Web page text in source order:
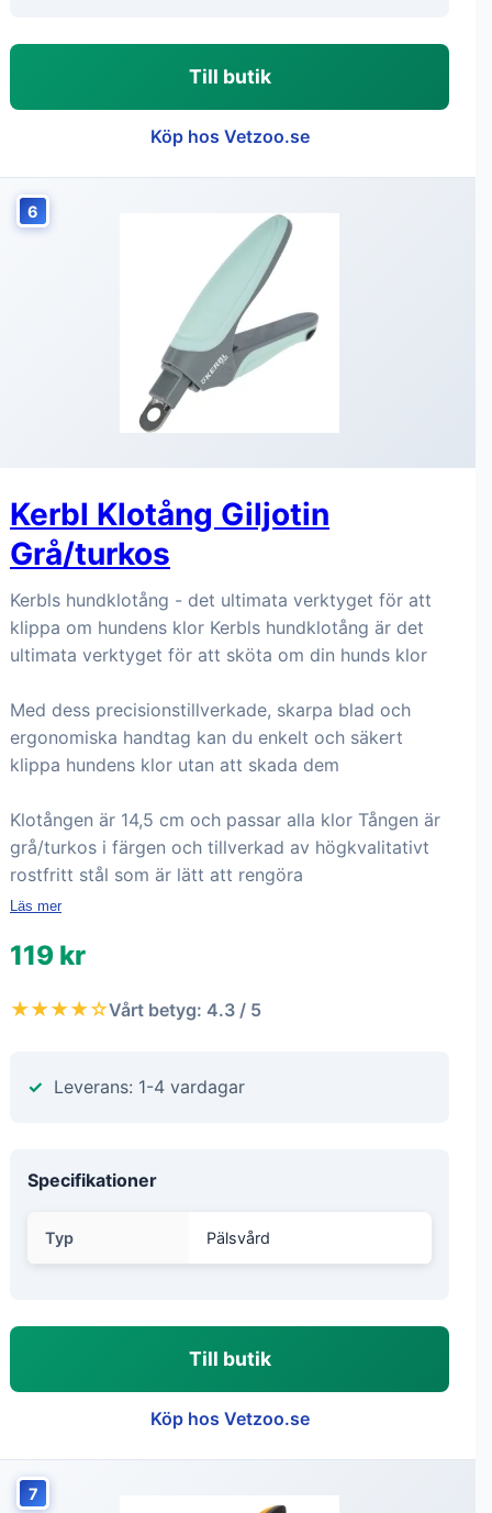
Till butik
Köp hos Vetzoo.se
6
Kerbl Klotång Giljotin
Grå/turkos
Kerbls hundklotång - det ultimata verktyget för att
klippa om hundens klor Kerbls hundklotång är det
ultimata verktyget för att sköta om din hunds klor
Med dess precisionstillverkade, skarpa blad och
ergonomiska handtag kan du enkelt och säkert
klippa hundens klor utan att skada dem
Klotången är 14,5 cm och passar alla klor Tången är
grå/turkos i färgen och tillverkad av högkvalitativt
rostfritt stål som är lätt att rengöra
Läs mer
119 kr
★★★★☆Vårt betyg: 4.3 / 5
Leverans: 1-4 vardagar
Specifikationer
Typ Pälsvård
Till butik
Köp hos Vetzoo.se
7